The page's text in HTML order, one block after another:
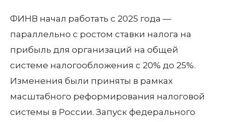
ФИНВ начал работать с 2025 года —
параллельно с ростом ставки налога на
прибыль для организаций на общей
системе налогообложения с 20% до 25%.
Изменения были приняты в рамках
масштабного реформирования налоговой
системы в России. Запуск федерального